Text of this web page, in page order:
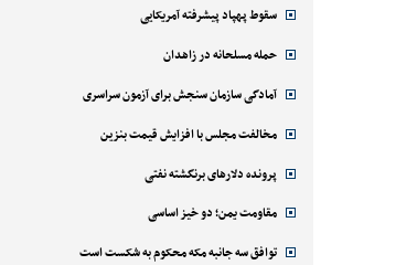
سقوط پهپاد پیشرفته آمریکایی
حمله مسلحانه در زاهدان
آمادگی سازمان سنجش برای آزمون سراسری
مخالفت مجلس با افزایش قیمت بنزین
پرونده دلارهای برنگشته نفتی
مقاومت یمن؛ دو خیز اساسی
توافق سه جانبه مکه محکوم به شکست است